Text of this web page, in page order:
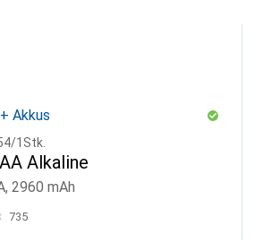
Akkus
/1Stk.
AA Alkaline
2960 mAh
735